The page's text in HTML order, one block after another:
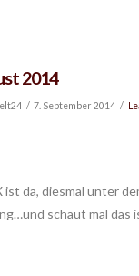
2014
7. September 2014
ist da, diesmal unter
schaut mal